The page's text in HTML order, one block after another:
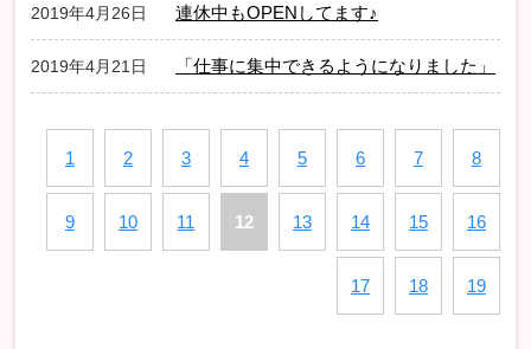
2019年4月26日 連休中もOPENしてます♪
2019年4月21日 「仕事に集中できるようになりました」
1 2 3 4 5 6 7 8
9 10 11 12 13 14 15 16
17 18 19